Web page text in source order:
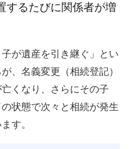
るたびに関係者が増
が遺産を引き継ぐ」とい
、名義変更（相続登記）
くなり、さらにその子
状態で次々と相続が発生
す。